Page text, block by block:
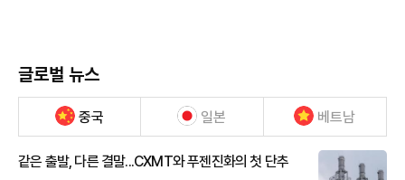
글로벌 뉴스
중국 일본 베트남
같은 출발, 다른 결말...CXMT와 푸젠진화의 첫 단추